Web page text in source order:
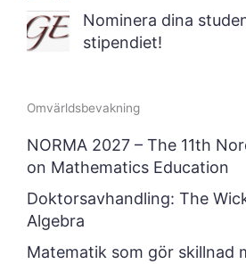
Nominera dina
stipendiet!
Omvärldsbevakning
NORMA 2027 – The 11th
on Mathematics Education
Doktorsavhandling: The
Algebra
Matematik som gör skillnad